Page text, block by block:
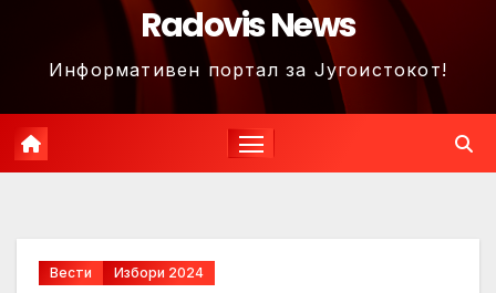
Radovis News
Информативен портал за Југоистокот!
Вести Избори 2024